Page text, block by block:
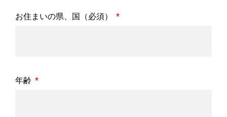
お住まいの県、国（必須）
年齢